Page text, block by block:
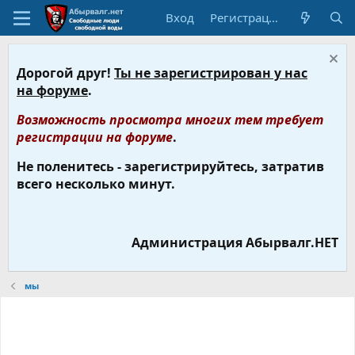
Вход Регистрация
Дорогой друг! Ты не зарегистрирован у нас
на форуме.
Возможность просмотра многих тем требует
регистрации на форуме.
Не поленитесь - зарегистрируйтесь, затратив
всего несколько минут.
Администрация Абырвалг.НЕТ
мы